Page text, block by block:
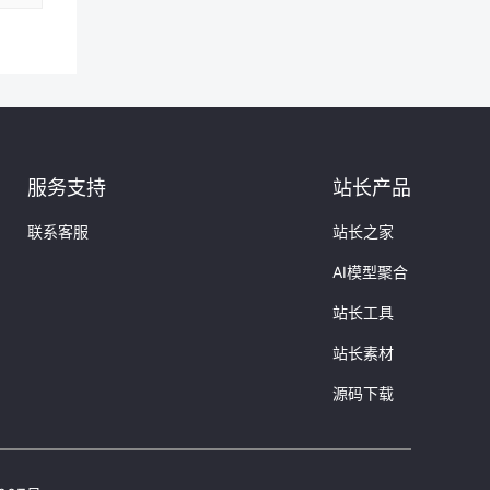
服务支持
联系客服
站长产品
站长之家
AI模型聚合
站长工具
站长素材
源码下载